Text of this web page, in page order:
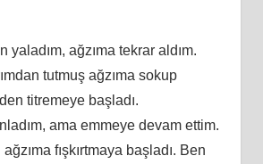
yaladım, ağzıma tekrar aldım.
tutmuş ağzıma sokup
titremeye başladı.
ama emmeye devam ettim.
fışkırtmaya başladı. Ben